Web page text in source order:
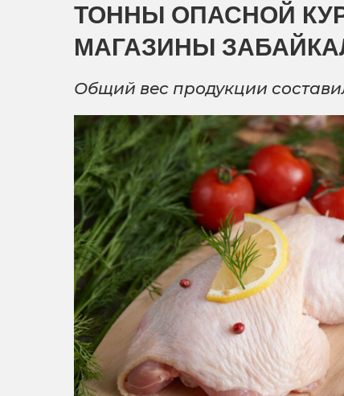
ТОННЫ ОПАСНОЙ
МАГАЗИНЫ
Общий вес продукции